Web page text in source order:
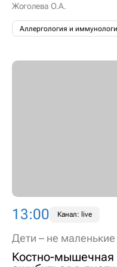
Жоголева О.А.
Аллергология и
13:00 Канал: live
Дети – не
Костно-мышечная